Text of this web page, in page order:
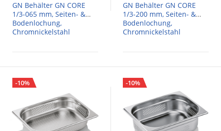
GN Behälter GN CORE
1/3-065 mm, Seiten- &
Bodenlochung,
Chromnickelstahl
GN Behälter GN CORE
1/3-200 mm, Seiten- &
Bodenlochung,
Chromnickelstahl
-10% -10%